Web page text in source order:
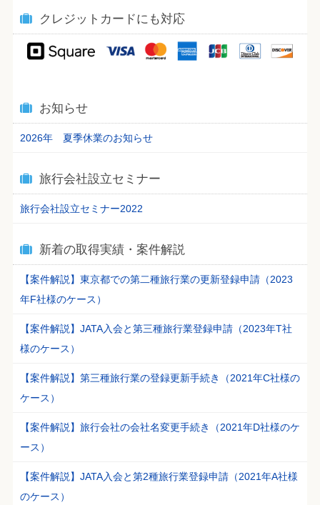
クレジットカードにも対応
お知らせ
2026年 夏季休業のお知らせ
旅行会社設立セミナー
旅行会社設立セミナー2022
新着の取得実績・案件解説
【案件解説】東京都での第二種旅行業の更新登録申請（2023
年F社様のケース）
【案件解説】JATA入会と第三種旅行業登録申請（2023年T社
様のケース）
【案件解説】第三種旅行業の登録更新手続き（2021年C社様の
ケース）
【案件解説】旅行会社の会社名変更手続き（2021年D社様のケ
ース）
【案件解説】JATA入会と第2種旅行業登録申請（2021年A社様
のケース）